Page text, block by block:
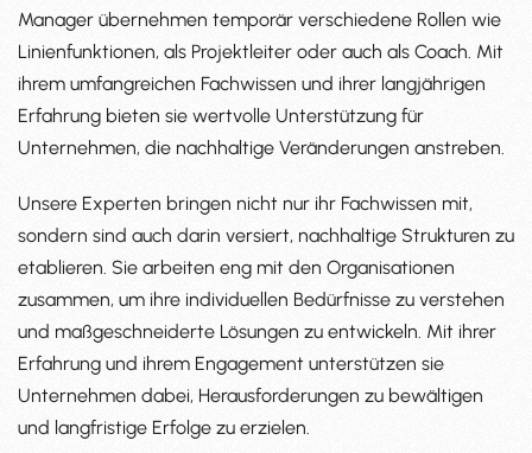
Manager übernehmen temporär verschiedene Rollen wie
Linienfunktionen, als Projektleiter oder auch als Coach. Mit
ihrem umfangreichen Fachwissen und ihrer langjährigen
Erfahrung bieten sie wertvolle Unterstützung für
Unternehmen, die nachhaltige Veränderungen anstreben.
Unsere Experten bringen nicht nur ihr Fachwissen mit,
sondern sind auch darin versiert, nachhaltige Strukturen zu
etablieren. Sie arbeiten eng mit den Organisationen
zusammen, um ihre individuellen Bedürfnisse zu verstehen
und maßgeschneiderte Lösungen zu entwickeln. Mit ihrer
Erfahrung und ihrem Engagement unterstützen sie
Unternehmen dabei, Herausforderungen zu bewältigen
und langfristige Erfolge zu erzielen.